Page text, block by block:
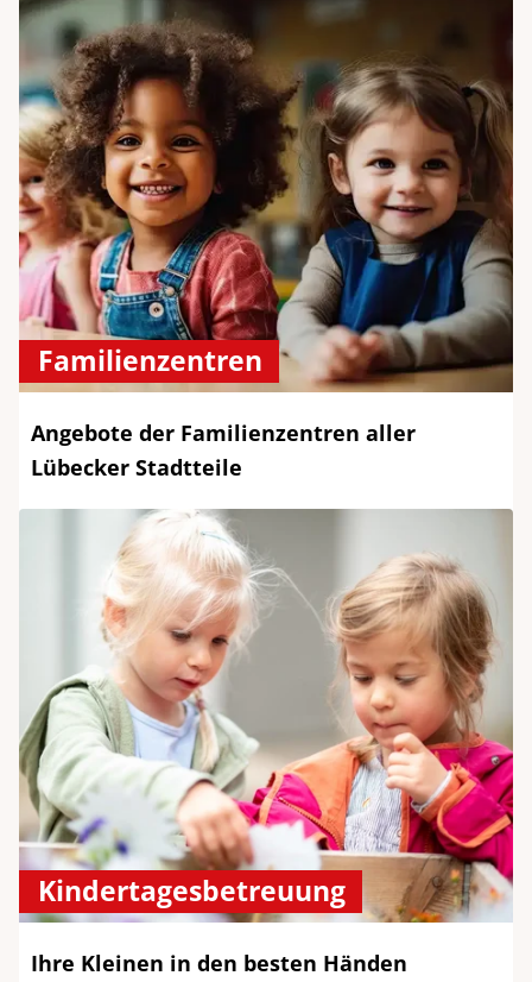
Familienzentren
Angebote der Familienzentren aller
Lübecker Stadtteile
Kindertagesbetreuung
Ihre Kleinen in den besten Händen